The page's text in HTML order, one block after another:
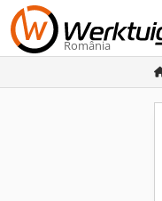
România